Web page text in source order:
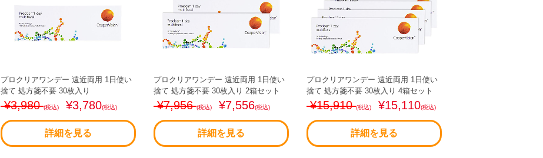
プロクリアワンデー 遠近両用 1日使い
捨て 処方箋不要 30枚入り
¥3,980(税込) ¥3,780(税込)
詳細を見る
プロクリアワンデー 遠近両用 1日使い
捨て 処方箋不要 30枚入り 2箱セット
¥7,956(税込) ¥7,556(税込)
詳細を見る
プロクリアワンデー 遠近両用 1日使い
捨て 処方箋不要 30枚入り 4箱セット
¥15,910(税込) ¥15,110(税込)
詳細を見る